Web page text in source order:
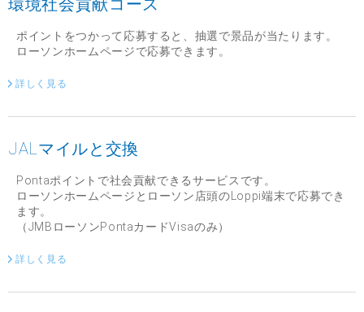
ポイントをつかって応募すると、抽選で景品が当たります。
ローソンホームページで応募できます。
詳しく見る
JALマイルと交換
Pontaポイントで社会貢献できるサービスです。
ローソンホームページとローソン店頭のLoppi端末で応募でき
ます。
（JMBローソンPontaカードVisaのみ）
詳しく見る